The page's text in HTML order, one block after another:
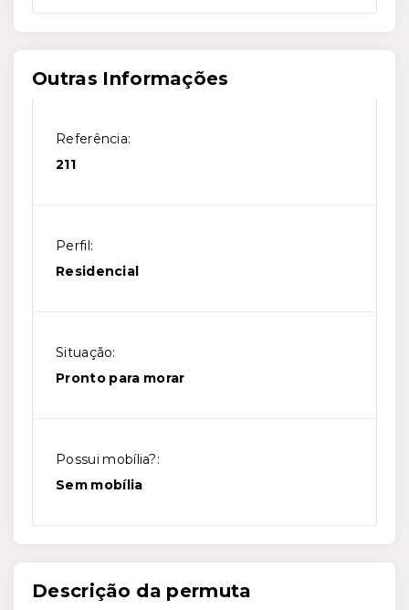
Outras Informações
Referência:
211
Perfil:
Residencial
Situação:
Pronto para morar
Possui mobília?:
Sem mobília
Descrição da permuta